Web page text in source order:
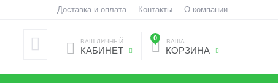
Доставка и оплата Контакты О компании
0 ВАША
КОРЗИНА
ВАШ ЛИЧНЫЙ
КАБИНЕТ